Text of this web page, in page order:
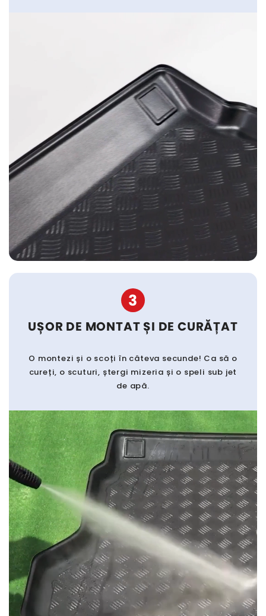
3
UȘOR DE MONTAT ȘI DE CURĂȚAT
O montezi și o scoți în câteva secunde! Ca să o
cureți, o scuturi, ștergi mizeria și o speli sub jet
de apă.